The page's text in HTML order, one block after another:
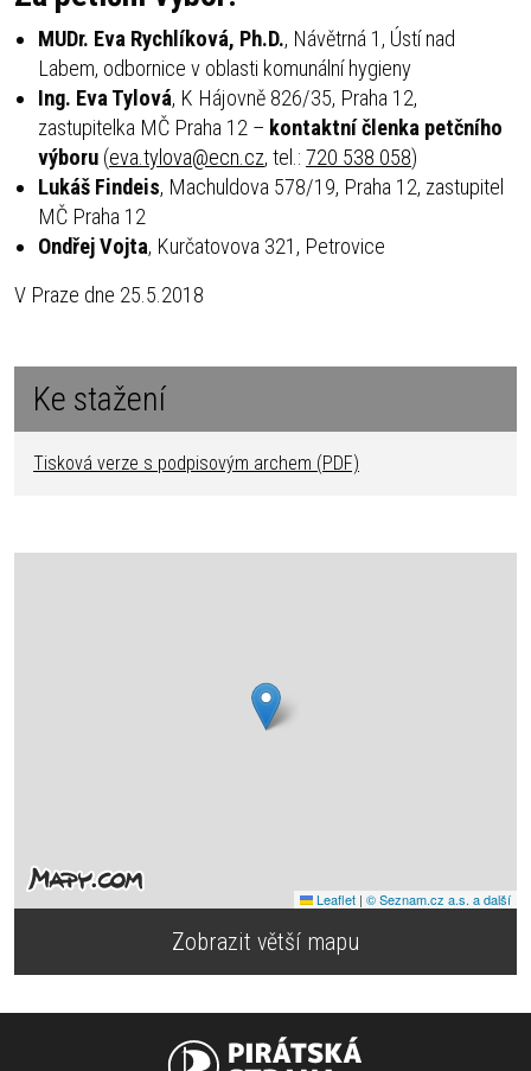
MUDr. Eva Rychlíková, Ph.D., Návětrná 1, Ústí nad
Labem, odbornice v oblasti komunální hygieny
Ing. Eva Tylová, K Hájovně 826/35, Praha 12,
zastupitelka MČ Praha 12 – kontaktní členka petčního
výboru (eva.tylova@ecn.cz, tel.: 720 538 058)
Lukáš Findeis, Machuldova 578/19, Praha 12, zastupitel
MČ Praha 12
Ondřej Vojta, Kurčatovova 321, Petrovice
V Praze dne 25.5.2018
Ke stažení
Tisková verze s podpisovým archem (PDF)
Leaflet | © Seznam.cz a.s. a další
Zobrazit větší mapu